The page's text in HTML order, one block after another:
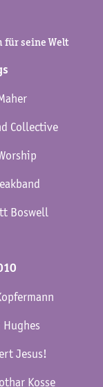
für seine Welt
Collective
Boswell
Hughes
Jesus!
Kosse